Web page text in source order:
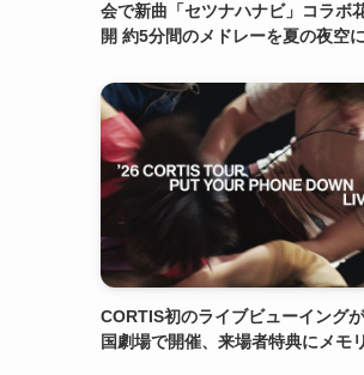
会で新曲「セツナハナビ」コラボ
開 約5分間のメドレーを夏の夜空に
CORTIS初のライブビューイング
国劇場で開催、来場者特典にメモ